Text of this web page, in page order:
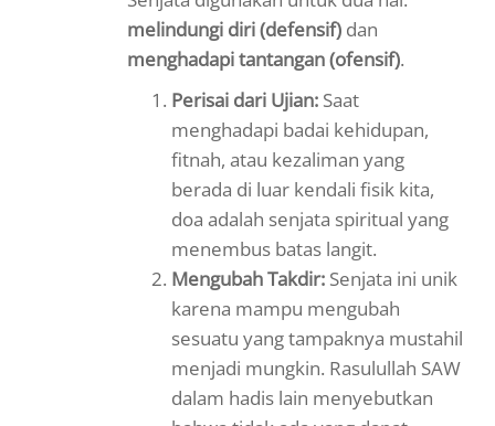
melindungi diri (defensif) dan
menghadapi tantangan (ofensif).
Perisai dari Ujian: Saat
menghadapi badai kehidupan,
fitnah, atau kezaliman yang
berada di luar kendali fisik kita,
doa adalah senjata spiritual yang
menembus batas langit.
Mengubah Takdir: Senjata ini unik
karena mampu mengubah
sesuatu yang tampaknya mustahil
menjadi mungkin. Rasulullah SAW
dalam hadis lain menyebutkan